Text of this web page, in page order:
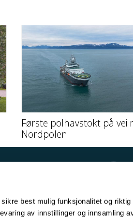
best mulig funksjonalitet og riktig
av innstillinger og innsamling
Første polhavstokt på vei
Nordpolen